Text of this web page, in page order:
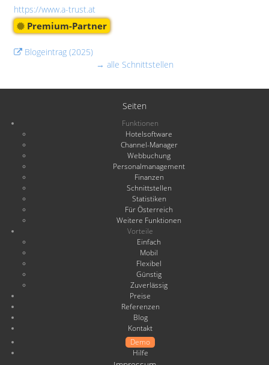
https://www.a-trust.at
Premium-Partner
Blogeintrag (2025)
→ alle Schnittstellen
Seiten
Funktionen
Hotelsoftware
Channel-Manager
Webbuchung
Personalmanagement
Finanzen
Schnittstellen
Statistiken
Für Österreich
Weitere Funktionen
Vorteile
Einfach
Mobil
Flexibel
Günstig
Zuverlässig
Preise
Referenzen
Blog
Kontakt
Demo
Hilfe